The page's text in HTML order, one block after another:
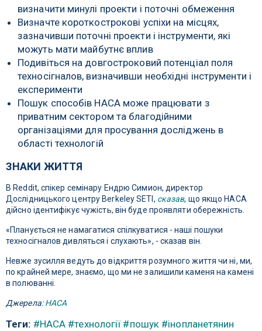
визначити минулі проекти і поточні обмеження
Визначте короткострокові успіхи на місцях,
зазначивши поточні проекти і інструменти, які
можуть мати майбутнє вплив
Подивіться на довгостроковий потенціал поля
техносігналов, визначивши необхідні інструменти і
експерименти
Пошук способів НАСА може працювати з
приватним сектором та благодійними
організаціями для просування досліджень в
області технологій
ЗНАКИ ЖИТТЯ
В Reddit, спікер семінару Ендрю Симион, директор
Дослідницького центру Berkeley SETI, сказав, що якщо НАСА
дійсно ідентифікує чужість, він буде проявляти обережність.
«Планується не намагатися спілкуватися - наші пошуки
техносігналов дивляться і слухають», - сказав він.
Невже зусилля ведуть до відкриття розумного життя чи ні, ми,
по крайней мере, знаємо, що ми не залишили каменя на камені
в полюванні.
Джерела:НАСА
Теги: #НАСА #технології #пошук #інопланетянин